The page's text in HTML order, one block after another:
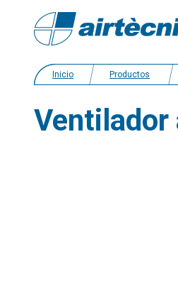
Inicio Productos
Ventilador